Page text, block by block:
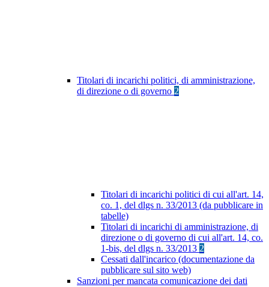
Titolari di incarichi politici, di amministrazione,
di direzione o di governo 2
Titolari di incarichi politici di cui all'art. 14,
co. 1, del dlgs n. 33/2013 (da pubblicare in
tabelle)
Titolari di incarichi di amministrazione, di
direzione o di governo di cui all'art. 14, co.
1-bis, del dlgs n. 33/2013 2
Cessati dall'incarico (documentazione da
pubblicare sul sito web)
Sanzioni per mancata comunicazione dei dati